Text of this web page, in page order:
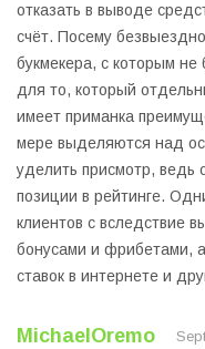
отказать в выводе
счёт. Посему
букмекера, с которым
для то, который
имеет приманка
мере выделяются над
уделить присмотр, ведь
позиции в рейтинге.
клиентов с вследствие
бонусами и фрибетами,
ставок в интернете и
MichaelOremo